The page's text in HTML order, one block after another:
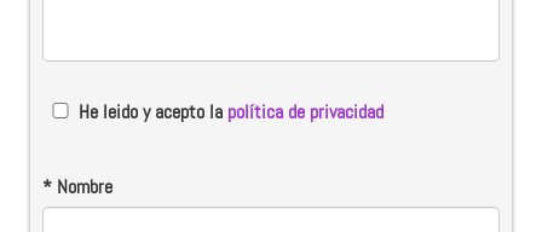
He leido y acepto la política de privacidad
* Nombre